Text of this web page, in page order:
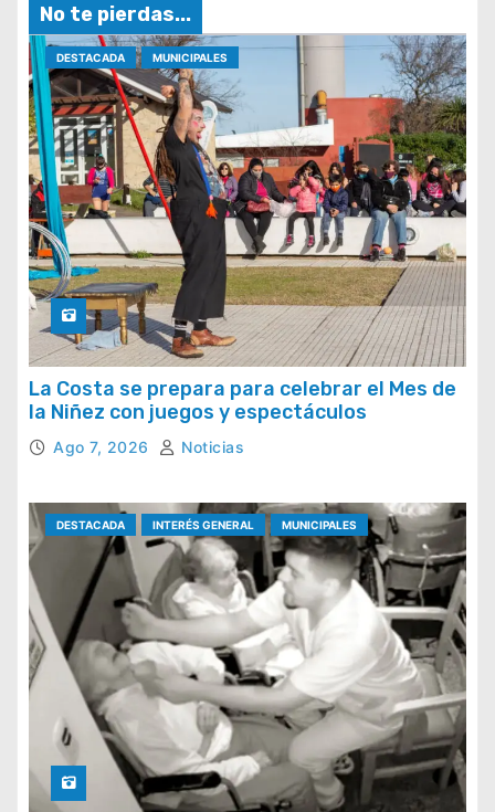
No te pierdas...
DESTACADA MUNICIPALES
La Costa se prepara para celebrar el Mes de
la Niñez con juegos y espectáculos
Ago 7, 2026 Noticias
DESTACADA INTERÉS GENERAL MUNICIPALES